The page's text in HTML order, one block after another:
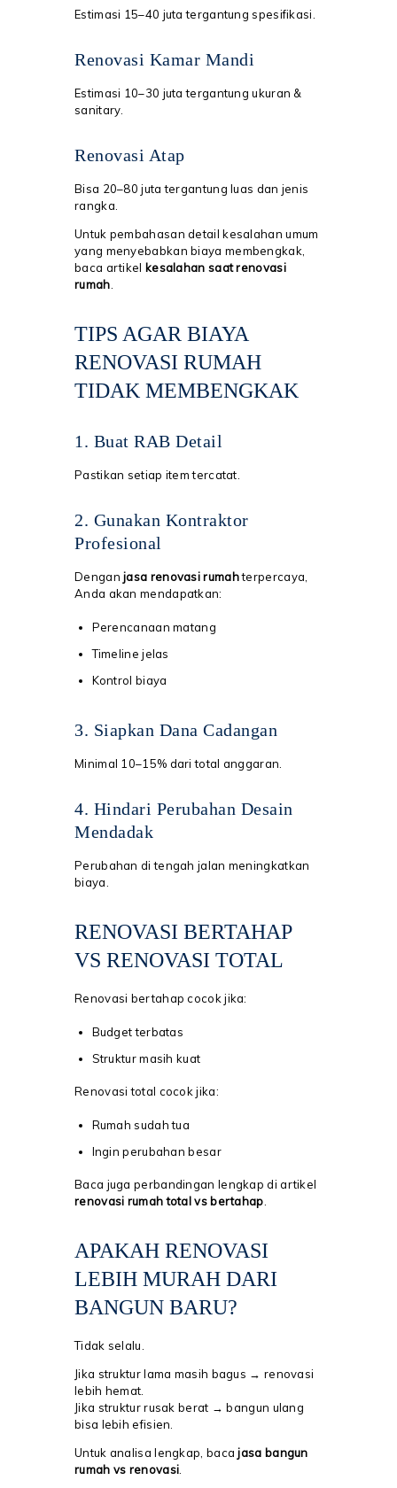
Estimasi 15–40 juta tergantung spesifikasi.
Renovasi Kamar Mandi
Estimasi 10–30 juta tergantung ukuran &
sanitary.
Renovasi Atap
Bisa 20–80 juta tergantung luas dan jenis
rangka.
Untuk pembahasan detail kesalahan umum
yang menyebabkan biaya membengkak,
baca artikel kesalahan saat renovasi
rumah.
TIPS AGAR BIAYA
RENOVASI RUMAH
TIDAK MEMBENGKAK
1. Buat RAB Detail
Pastikan setiap item tercatat.
2. Gunakan Kontraktor
Profesional
Denganjasa renovasi rumahterpercaya,
Anda akan mendapatkan:
Perencanaan matang
Timeline jelas
Kontrol biaya
3. Siapkan Dana Cadangan
Minimal 10–15% dari total anggaran.
4. Hindari Perubahan Desain
Mendadak
Perubahan di tengah jalan meningkatkan
biaya.
RENOVASI BERTAHAP
VS RENOVASI TOTAL
Renovasi bertahap cocok jika:
Budget terbatas
Struktur masih kuat
Renovasi total cocok jika:
Rumah sudah tua
Ingin perubahan besar
Baca juga perbandingan lengkap di artikel
renovasi rumah total vs bertahap.
APAKAH RENOVASI
LEBIH MURAH DARI
BANGUN BARU?
Tidak selalu.
Jika struktur lama masih bagus → renovasi
lebih hemat.
Jika struktur rusak berat → bangun ulang
bisa lebih efisien.
Untuk analisa lengkap, bacajasa bangun
rumah vs renovasi.